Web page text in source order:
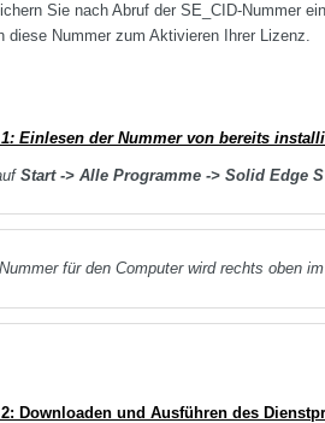
Sie nach Abruf der SE_CID-Nummer
diese Nummer zum Aktivieren Ihrer Lizenz.
Einlesen der Nummer von bereits
Start -> Alle Programme -> Solid Edge
für den Computer wird rechts oben
Downloaden und Ausführen des